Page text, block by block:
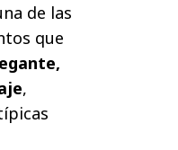
de las
que
,